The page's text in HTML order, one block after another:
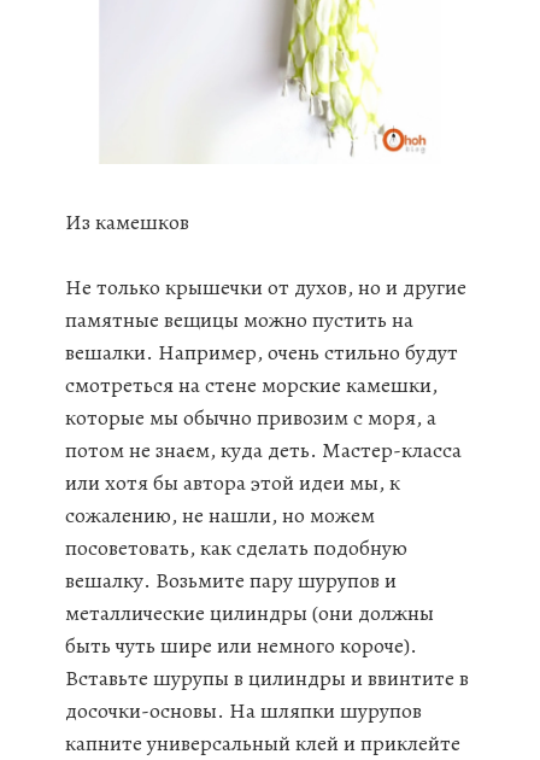
Из камешков
Не только крышечки от духов, но и другие
памятные вещицы можно пустить на
вешалки. Например, очень стильно будут
смотреться на стене морские камешки,
которые мы обычно привозим с моря, а
потом не знаем, куда деть. Мастер-класса
или хотя бы автора этой идеи мы, к
сожалению, не нашли, но можем
посоветовать, как сделать подобную
вешалку. Возьмите пару шурупов и
металлические цилиндры (они должны
быть чуть шире или немного короче).
Вставьте шурупы в цилиндры и ввинтите в
досочки-основы. На шляпки шурупов
капните универсальный клей и приклейте